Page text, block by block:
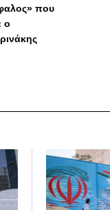
που
ο